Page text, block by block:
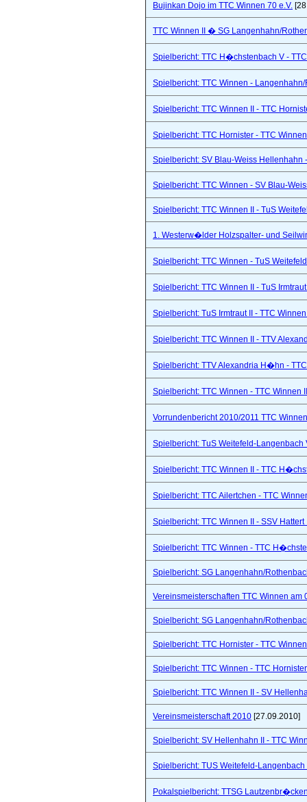
Bujinkan Dojo im TTC Winnen 70 e.V.
TTC Winnen II � SG Langenhahn/
Spielbericht: TTC H�chstenbach V -
Spielbericht: TTC Winnen -
Spielbericht: TTC Winnen II - TTC
Spielbericht: TTC Hornister - TTC
Spielbericht: SV Blau-Weiss Hellenhahn
Spielbericht: TTC Winnen - SV Blau-
Spielbericht: TTC Winnen II - TuS
1. Westerw�lder Holzspalter- und
Spielbericht: TTC Winnen - TuS
Spielbericht: TTC Winnen II - TuS
Spielbericht: TuS Irmtraut II - TTC
Spielbericht: TTC Winnen II - TTV
Spielbericht: TTV Alexandria H�hn -
Spielbericht: TTC Winnen - TTC Winnen
Vorrundenbericht 2010/2011 TTC
Spielbericht: TuS Weitefeld-
Spielbericht: TTC Winnen II - TTC
Spielbericht: TTC Ailertchen - TTC
Spielbericht: TTC Winnen II - SSV
Spielbericht: TTC Winnen - TTC
Spielbericht: SG Langenhahn/
Vereinsmeisterschaften TTC Winnen am
Spielbericht: SG Langenhahn/
Spielbericht: TTC Hornister - TTC
Spielbericht: TTC Winnen - TTC
Spielbericht: TTC Winnen II - SV
Vereinsmeisterschaft 2010 [27.09.2010]
Spielbericht: SV Hellenhahn II - TTC
Spielbericht: TUS Weitefeld-
Pokalspielbericht: TTSG